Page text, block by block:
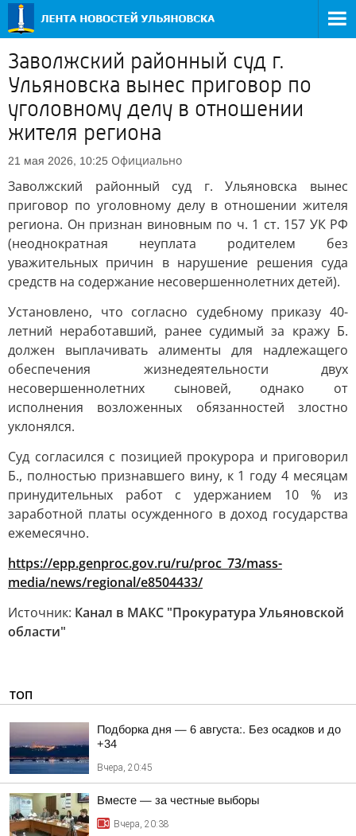
Заволжский районный суд г.
Ульяновска вынес приговор по
уголовному делу в отношении
жителя региона
21 мая 2026, 10:25 Официально
Заволжский районный суд г. Ульяновска вынес
приговор по уголовному делу в отношении жителя
региона. Он признан виновным по ч. 1 ст. 157 УК РФ
(неоднократная неуплата родителем без
уважительных причин в нарушение решения суда
средств на содержание несовершеннолетних детей).
Установлено, что согласно судебному приказу 40-
летний неработавший, ранее судимый за кражу Б.
должен выплачивать алименты для надлежащего
обеспечения жизнедеятельности двух
несовершеннолетних сыновей, однако от
исполнения возложенных обязанностей злостно
уклонялся.
Суд согласился с позицией прокурора и приговорил
Б., полностью признавшего вину, к 1 году 4 месяцам
принудительных работ с удержанием 10 % из
заработной платы осужденного в доход государства
ежемесячно.
https://epp.genproc.gov.ru/ru/proc_73/mass-
media/news/regional/e8504433/
Источник: Канал в МАКС "Прокуратура Ульяновской
области"
ТОП
Подборка дня — 6 августа:. Без осадков и до
+34
Вчера, 20:45
Вместе — за честные выборы
Вчера, 20:38